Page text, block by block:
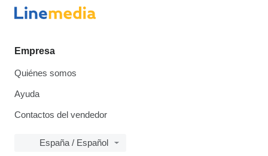
Empresa
Quiénes somos
Ayuda
Contactos del vendedor
España / Español